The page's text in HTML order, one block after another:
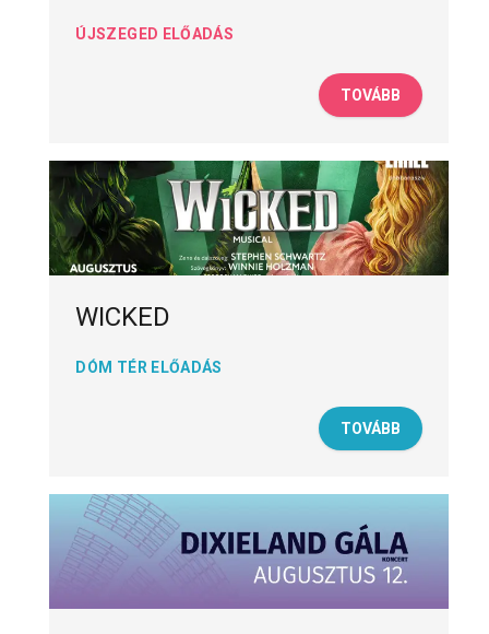
ÚJSZEGED ELŐADÁS
TOVÁBB
WICKED
DÓM TÉR ELŐADÁS
TOVÁBB